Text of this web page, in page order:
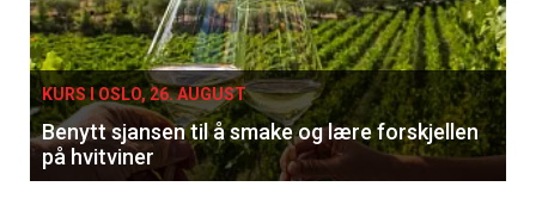
KURS I OSLO, 26. AUGUST
Benytt sjansen til å smake og lære forskjellen
på hvitviner